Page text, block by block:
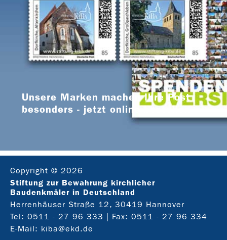
Unsere Marken machen Ihre Post
besonders - jetzt online bestellen
Copyright © 2026
Stiftung zur Bewahrung kirchlicher
Baudenkmäler in Deutschland
Herrenhäuser Straße 12, 30419 Hannover
Tel: 0511 - 27 96 333
| Fax: 0511 - 27 96 334
E-Mail: kiba@ekd.de